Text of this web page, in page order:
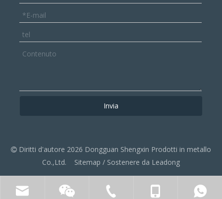
Invia
 Diritti d'autore 2026 Dongguan Shengxin Prodotti in metallo
Co.,Ltd. Sitemap / Sostenere da Leadong